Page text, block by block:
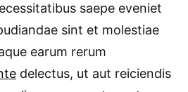
saepe eveniet
sint et molestiae
earum rerum
delectus, ut aut reiciendis